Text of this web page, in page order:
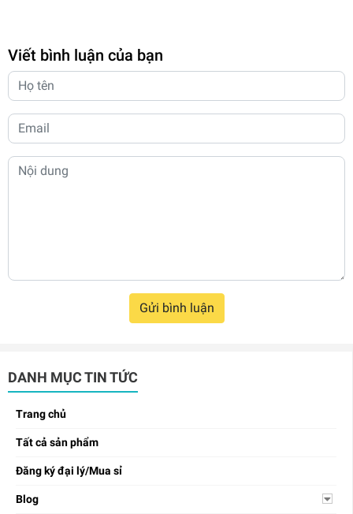
DANH MỤC TIN TỨC
Trang chủ
Tất cả sản phẩm
Đăng ký đại lý/Mua sỉ
Blog
Viết bình luận của bạn
Gửi bình luận